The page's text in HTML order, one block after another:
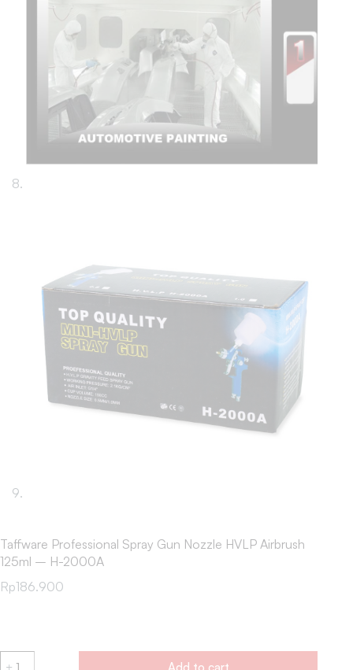
Taffware Professional Spray Gun Nozzle HVLP Airbrush
125ml – H-2000A
Rp186.900
Add to cart